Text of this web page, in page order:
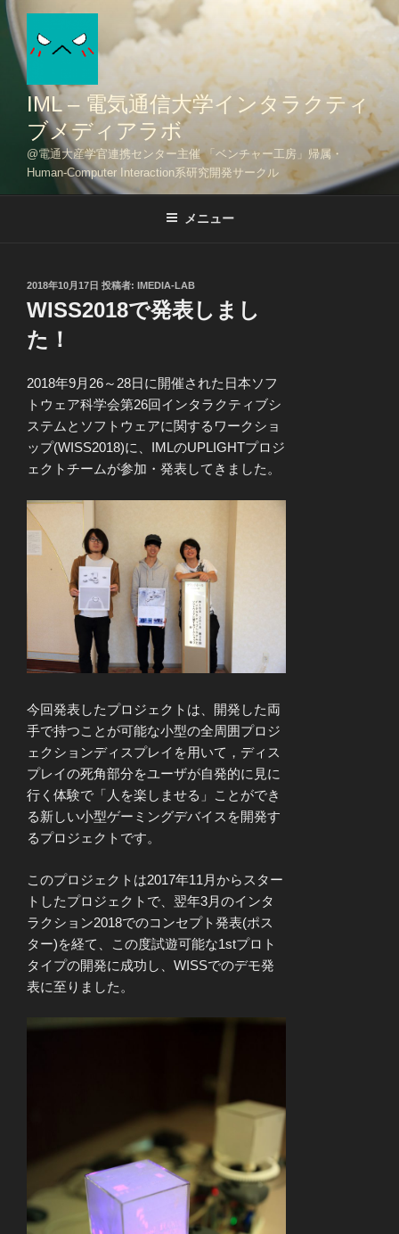
コ
ン
IML – 電気通信大学インタラクティ
ブメディアラボ
@電通大産学官連携センター主催 「ベンチャー工房」帰属・
Human-Computer Interaction系研究開発サークル
メニュー
投
稿
日:
2018年10月17日 投稿者: IMEDIA-LAB
WISS2018で発表しまし
た！
2018年9月26～28日に開催された日本ソフ
トウェア科学会第26回インタラクティブシ
ステムとソフトウェアに関するワークショ
ップ(WISS2018)に、IMLのUPLIGHTプロジ
ェクトチームが参加・発表してきました。
今回発表したプロジェクトは、開発した両
手で持つことが可能な小型の全周囲プロジ
ェクションディスプレイを用いて，ディス
プレイの死角部分をユーザが自発的に見に
行く体験で「人を楽しませる」ことができ
る新しい小型ゲーミングデバイスを開発す
るプロジェクトです。
このプロジェクトは2017年11月からスター
トしたプロジェクトで、翌年3月のインタ
ラクション2018でのコンセプト発表(ポス
ター)を経て、この度試遊可能な1stプロト
タイプの開発に成功し、WISSでのデモ発
表に至りました。